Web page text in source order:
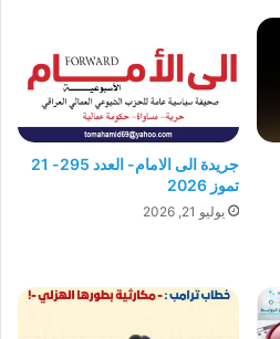
جريدة الى الامام- العدد 295- 21
تموز 2026
يوليو 21, 2026